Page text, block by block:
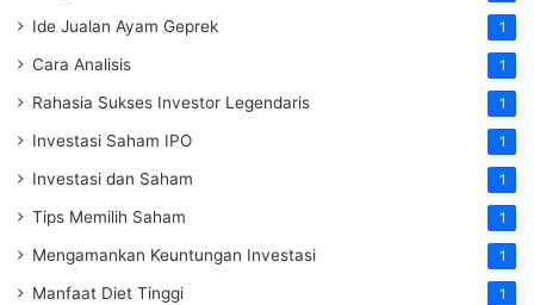
Ide Jualan Ayam Geprek 1
Cara Analisis 1
Rahasia Sukses Investor Legendaris 1
Investasi Saham IPO 1
Investasi dan Saham 1
Tips Memilih Saham 1
Mengamankan Keuntungan Investasi 1
Manfaat Diet Tinggi 1